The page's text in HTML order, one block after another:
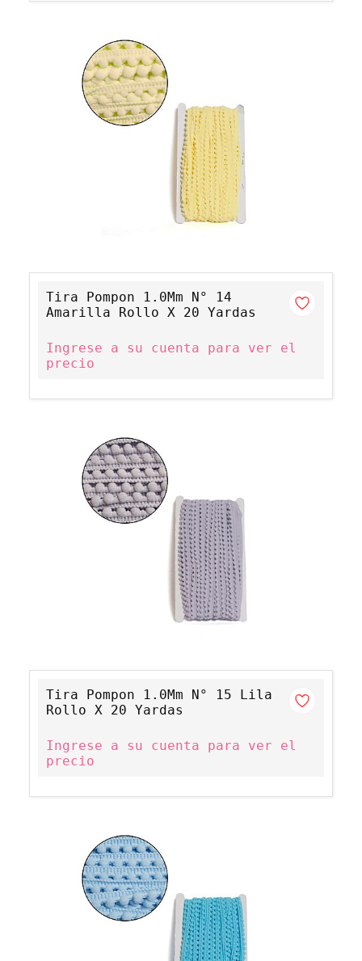
Tira Pompon 1.0Mm N° 14
Amarilla Rollo X 20 Yardas
Ingrese a su cuenta para ver el
precio
Tira Pompon 1.0Mm N° 15 Lila
Rollo X 20 Yardas
Ingrese a su cuenta para ver el
precio